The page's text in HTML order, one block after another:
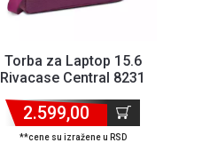
Torba za Laptop 15.6
Rivacase Central 8231
2.599,00
**cene su izražene u RSD